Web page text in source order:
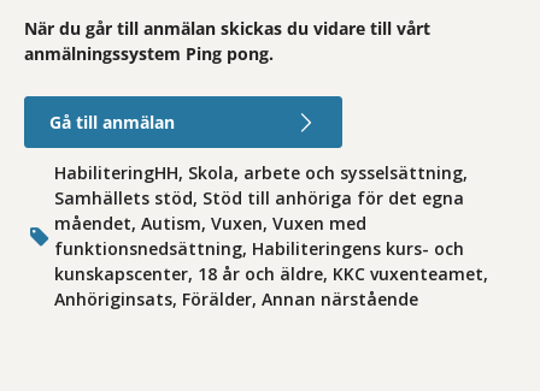
När du går till anmälan skickas du vidare till vårt
anmälningssystem Ping pong.
Gå till anmälan
HabiliteringHH, Skola, arbete och sysselsättning,
Samhällets stöd, Stöd till anhöriga för det egna
måendet, Autism, Vuxen, Vuxen med
funktionsnedsättning, Habiliteringens kurs- och
kunskapscenter, 18 år och äldre, KKC vuxenteamet,
Anhöriginsats, Förälder, Annan närstående